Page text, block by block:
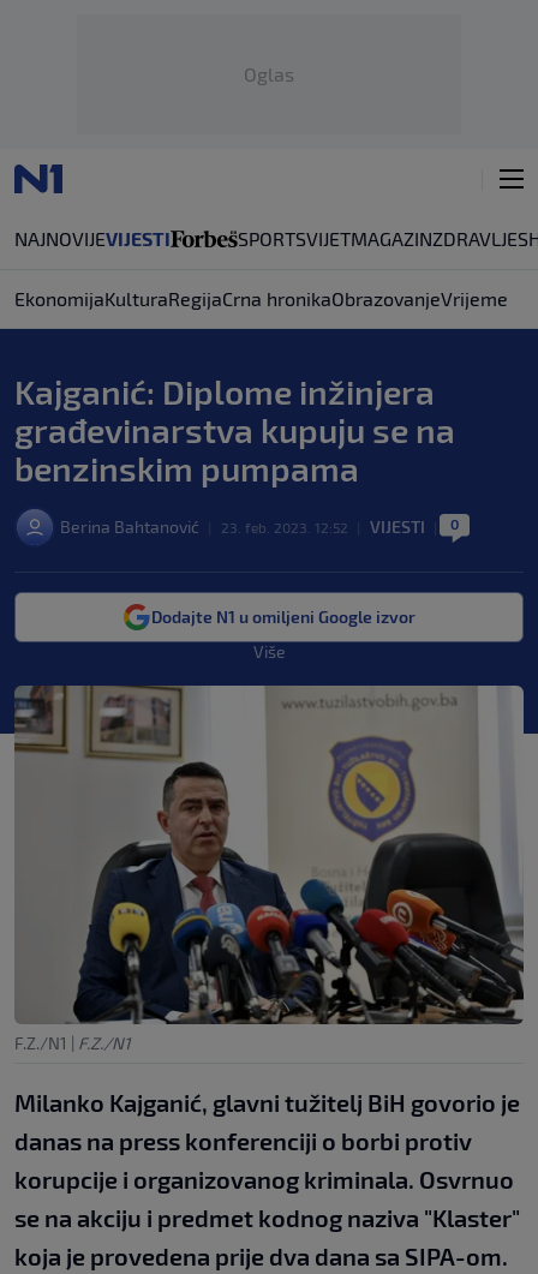
Oglas
NAJNOVIJEVIJESTI SPORTSVIJETMAGAZINZDRAVLJE
EkonomijaKulturaRegijaCrna hronikaObrazovanjeVrijeme
Kajganić: Diplome inžinjera
građevinarstva kupuju se na
benzinskim pumpama
Berina Bahtanović 23. feb. 2023. 12:52 VIJESTI 0
Dodajte N1 u omiljeni Google izvor
Više
F.Z./N1 | F.Z./N1
Milanko Kajganić, glavni tužitelj BiH govorio je
danas na press konferenciji o borbi protiv
korupcije i organizovanog kriminala. Osvrnuo
se na akciju i predmet kodnog naziva "Klaster"
koja je provedena prije dva dana sa SIPA-om.